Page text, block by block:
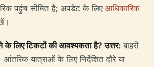
पहुंच सीमित है; अपडेट के लिए आधिकारिक
के लिए टिकटों की आवश्यकता है? उत्तर: बाहरी
यात्राओं के लिए निर्देशित दौरे या